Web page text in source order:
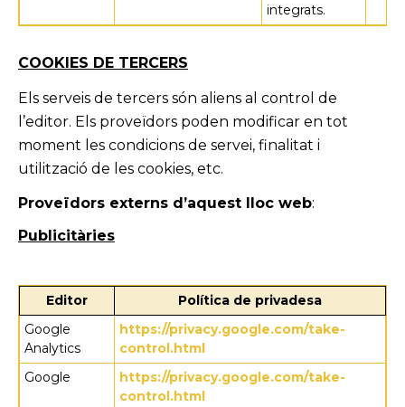
integrats.
COOKIES DE TERCERS
Els serveis de tercers són aliens al control de
l’editor. Els proveïdors poden modificar en tot
moment les condicions de servei, finalitat i
utilització de les cookies, etc.
Proveïdors externs d’aquest lloc web:
Publicitàries
Editor
Política de privadesa
Google
Analytics
https://privacy.google.com/take-
control.html
Google
https://privacy.google.com/take-
control.html